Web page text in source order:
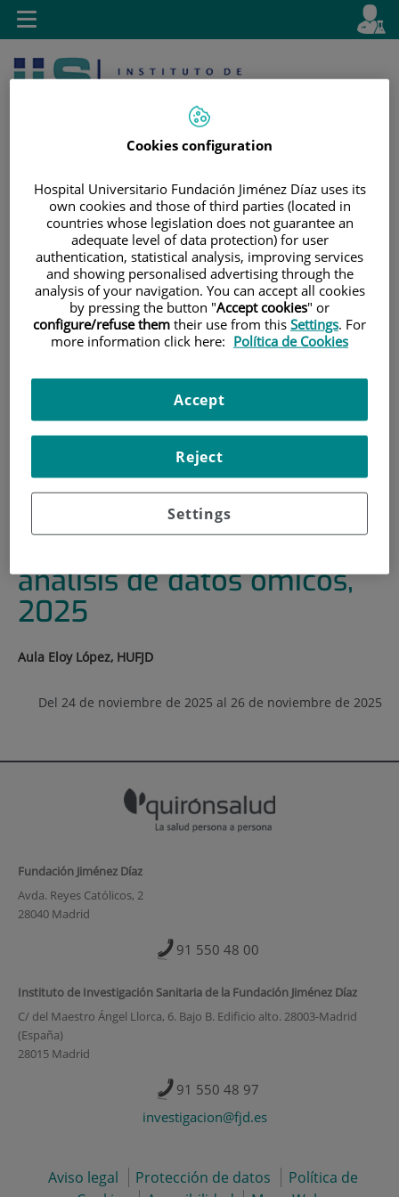
Saltar al contenido
contenido
activo
es
Buscar
Toggle
navigation
INICIO|FORMACIÓN Y EMPLEO
PLAN DE FORMACIÓN
|CURSO: INTRODUCCIÓN AL ANÁLISIS DE DATOS
ÓMICOS, 2025
análisis de datos ómicos,
2025
Aula Eloy López, HUFJD
Del 24 de noviembre de 2025 al 26 de noviembre de 2025
Fundación Jiménez Díaz
Avda. Reyes Católicos, 2
28040 Madrid
91 550 48 00
Instituto de Investigación Sanitaria de la Fundación Jiménez Díaz
C/ del Maestro Ángel Llorca, 6. Bajo B. Edificio alto. 28003-Madrid
(España)
28015 Madrid
91 550 48 97
investigacion@fjd.es
Aviso legal Protección de datos
Política de
Cookies configuration
Hospital Universitario Fundación Jiménez Díaz uses its
own cookies and those of third parties (located in
countries whose legislation does not guarantee an
adequate level of data protection) for user
authentication, statistical analysis, improving services
and showing personalised advertising through the
analysis of your navigation. You can accept all cookies
by pressing the button "Accept cookies" or
configure/refuse them their use from this Settings. For
more information click here: Política de Cookies
Settings
Reject
Accept